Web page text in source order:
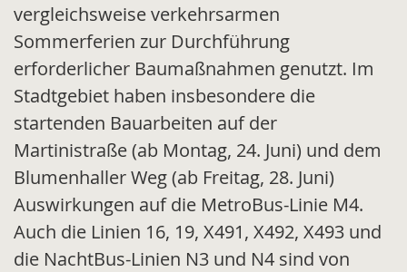
vergleichsweise verkehrsarmen
Sommerferien zur Durchführung
erforderlicher Baumaßnahmen genutzt. Im
Stadtgebiet haben insbesondere die
startenden Bauarbeiten auf der
Martinistraße (ab Montag, 24. Juni) und dem
Blumenhaller Weg (ab Freitag, 28. Juni)
Auswirkungen auf die MetroBus-Linie M4.
Auch die Linien 16, 19, X491, X492, X493 und
die NachtBus-Linien N3 und N4 sind von